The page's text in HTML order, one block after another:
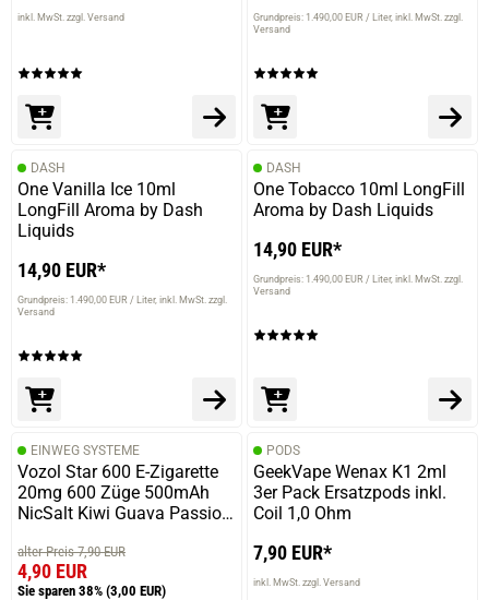
inkl. MwSt. zzgl. Versand Grundpreis: 1.490,00 EUR / Liter inkl. MwSt. zzgl.
Versand
DASH
One Vanilla Ice 10ml
LongFill Aroma by Dash
Liquids
14,90 EUR*
Grundpreis: 1.490,00 EUR / Liter inkl. MwSt. zzgl.
Versand
DASH
One Tobacco 10ml LongFill
Aroma by Dash Liquids
14,90 EUR*
Grundpreis: 1.490,00 EUR / Liter inkl. MwSt. zzgl.
Versand
EINWEG SYSTEME
Vozol Star 600 E-Zigarette
20mg 600 Züge 500mAh
NicSalt Kiwi Guava Passion
alter Preis 7,90 EUR
4,90 EUR
Sie sparen 38% (3,00 EUR)
PODS
GeekVape Wenax K1 2ml
3er Pack Ersatzpods inkl.
Coil 1,0 Ohm
7,90 EUR*
inkl. MwSt. zzgl. Versand